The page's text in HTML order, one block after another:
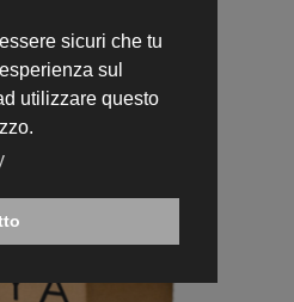
sicuri che tu
sul
utilizzare questo